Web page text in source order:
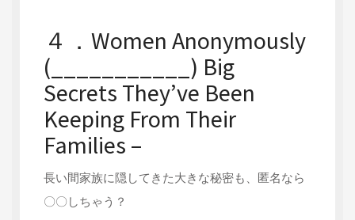
４．Women Anonymously
(___________) Big
Secrets They’ve Been
Keeping From Their
Families –
長い間家族に隠してきた大きな秘密も、匿名なら
〇〇しちゃう？